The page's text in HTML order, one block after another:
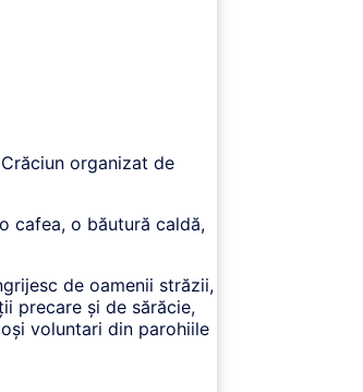
organizat de
cafea, o băutură caldă,
de oamenii străzii,
precare și de sărăcie,
voluntari din parohiile